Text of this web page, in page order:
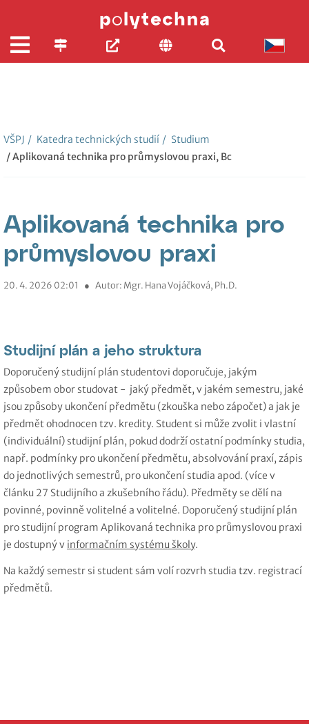
VŠPJ / Katedra technických studií / Studium
/ Aplikovaná technika pro průmyslovou praxi, Bc
Aplikovaná technika pro
průmyslovou praxi
20. 4. 2026 02:01 ● Autor: Mgr. Hana Vojáčková, Ph.D.
Studijní plán a jeho struktura
Doporučený studijní plán studentovi doporučuje, jakým
způsobem obor studovat - jaký předmět, v jakém semestru, jaké
jsou způsoby ukončení předmětu (zkouška nebo zápočet) a jak je
předmět ohodnocen tzv. kredity. Student si může zvolit i vlastní
(individuální) studijní plán, pokud dodrží ostatní podmínky studia,
např. podmínky pro ukončení předmětu, absolvování praxí, zápis
do jednotlivých semestrů, pro ukončení studia apod. (více v
článku 27 Studijního a zkušebního řádu). Předměty se dělí na
povinné, povinně volitelné a volitelné. Doporučený studijní plán
pro studijní program Aplikovaná technika pro průmyslovou praxi
je dostupný v informačním systému školy.
Na každý semestr si student sám volí rozvrh studia tzv. registrací
předmětů.